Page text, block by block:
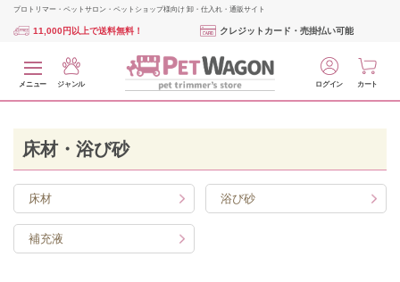
プロトリマー・ペットサロン・ペットショップ様向け 卸・仕入れ・通販サイト
11,000円以上で送料無料！ クレジットカード・売掛払い可能
メニュー ジャンル ログイン カート
床材・浴び砂
床材 浴び砂
補充液